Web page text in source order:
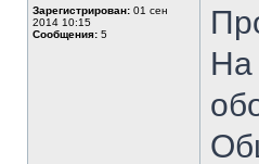
Зарегистрирован: 01 сен
2014 10:15
Сообщения: 5
На